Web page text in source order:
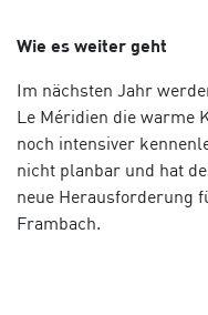
Wie es weiter geht
Im nächsten Jahr
Le Méridien die warme
noch intensiver
nicht planbar und hat
neue Herausforderung
Frambach.